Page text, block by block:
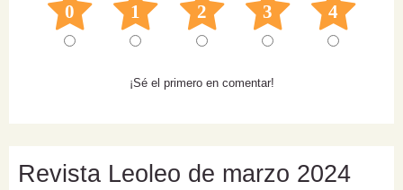
0 1 2 3 4
¡Sé el primero en comentar!
Revista Leoleo de marzo 2024